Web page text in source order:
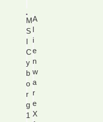
M
S
I
C
y
b
o
r
g
1
A
l
i
e
n
w
a
r
e
X